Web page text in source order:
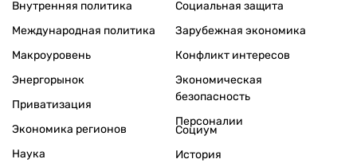
Внутренняя политика
Международная политика
Макроуровень
Энергорынок
Приватизация
Экономика регионов
Социальная защита
Зарубежная экономика
Конфликт интересов
Экономическая
безопасность
Персоналии
Наука
Социум
История